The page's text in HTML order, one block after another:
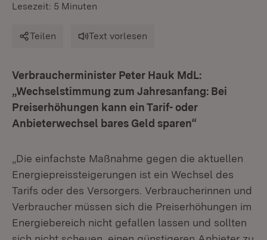
Lesezeit: 5 Minuten
Teilen Text vorlesen
Verbraucherminister Peter Hauk MdL:
„Wechselstimmung zum Jahresanfang: Bei
Preiserhöhungen kann ein Tarif- oder
Anbieterwechsel bares Geld sparen“
„Die einfachste Maßnahme gegen die aktuellen
Energiepreissteigerungen ist ein Wechsel des
Tarifs oder des Versorgers. Verbraucherinnen und
Verbraucher müssen sich die Preiserhöhungen im
Energiebereich nicht gefallen lassen und sollten